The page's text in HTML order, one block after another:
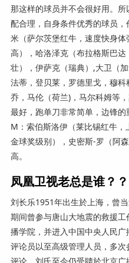
那这样的球员并不会很好用。
配合理，自身条件优秀的球员
米（萨尔茨堡红牛，速度快身
高），哈洛泽克（布拉格斯巴
壮），伊萨克（瑞典）,大卫（
法蒂，登贝莱，罗德里戈，穆
乔，马伦（荷兰)，马尔科姆等
最好，跑单刀非常简单，边锋
M：索伯斯洛伊（莱比锡红牛
金球奖级别），史密斯-罗（阿
高。
凤凰卫视老总是谁？？
刘长乐1951年出生於上海，曾
期间曾参与唐山大地震的救援
播学院，并进入中国中央人民
评论员以至高级管理人员，多